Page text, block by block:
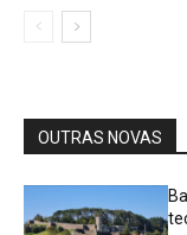
OUTRAS NOVAS